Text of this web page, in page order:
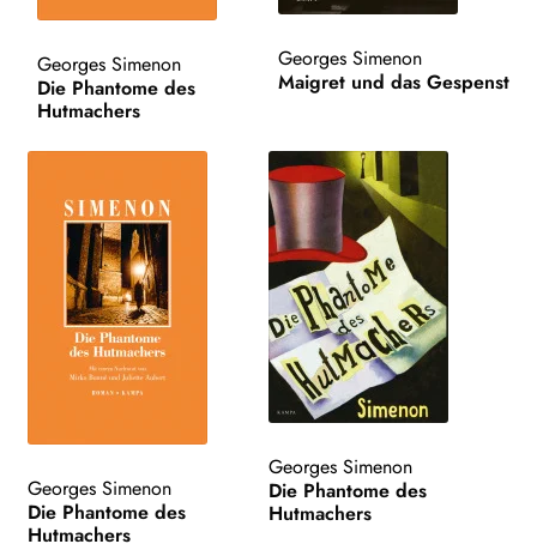
Georges Simenon
Die Phantome des
Hutmachers
Georges Simenon
Maigret und das Gespenst
Georges Simenon
Die Phantome des
Hutmachers
Georges Simenon
Die Phantome des
Hutmachers